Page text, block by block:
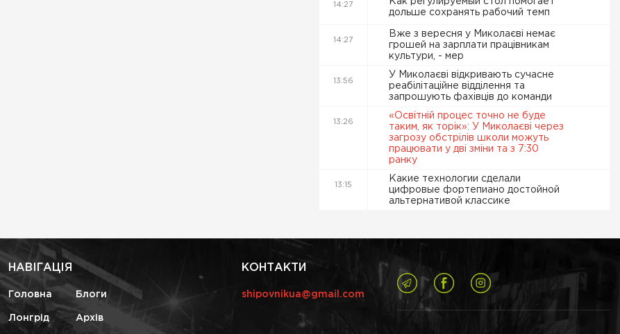
14:27
дольше сохранять рабочий темп
14:27
Вже з вересня у Миколаєві немає
грошей на зарплати працівникам
культури, - мер
13:56
У Миколаєві відкривають сучасне
реабілітаційне відділення та
запрошують фахівців до команди
13:26
«Освітній процес точно не буде
таким, як торік»: У Миколаєві через
загрозу обстрілів школи можуть
працювати у дві зміни та з 7:30
ранку
13:15
Какие технологии сделали
цифровые фортепиано достойной
альтернативой классике
НАВІГАЦІЯ
Головна Блоги
Лонгрід Архів
КОНТАКТИ
shipovnikua@gmail.com